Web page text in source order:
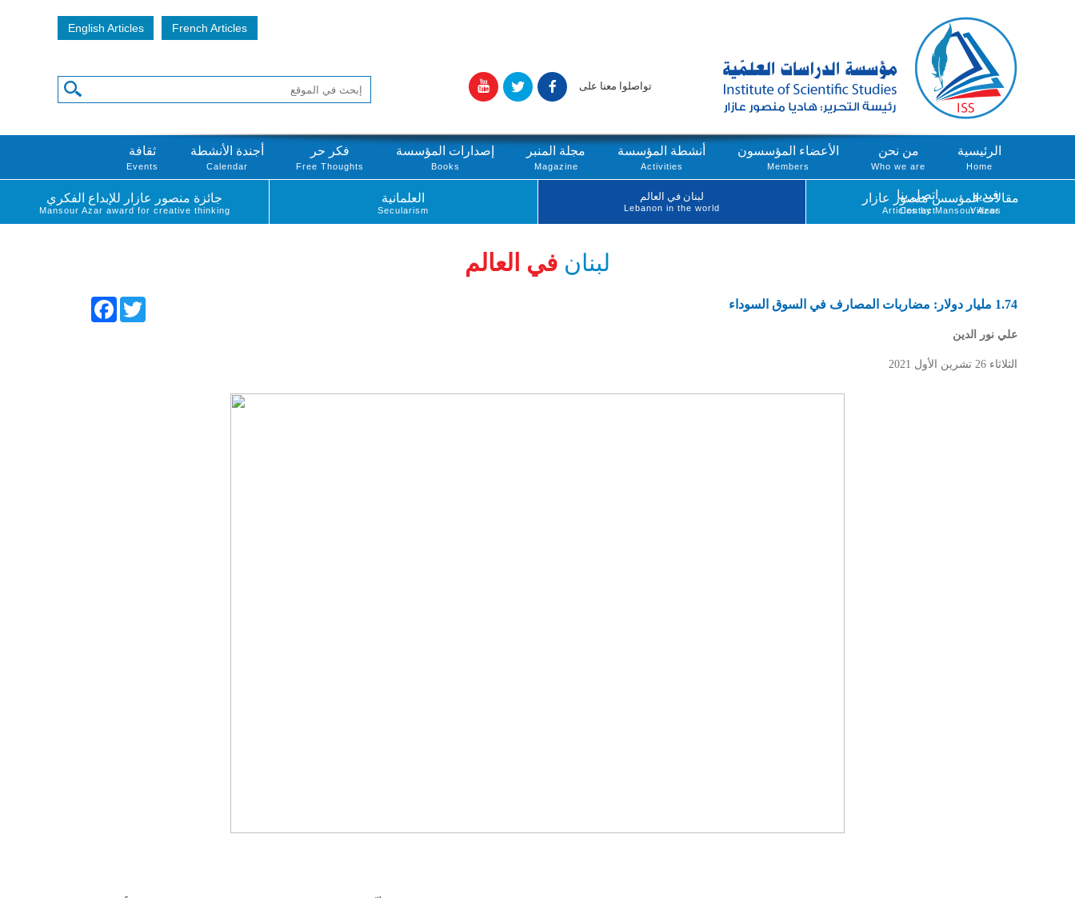
English Articles French Articles
تواصلوا معنا على
الرئيسية
Home
من نحن
Who we are
الأعضاء المؤسسون
Members
أنشطة المؤسسة
Activities
مجلة المنبر
Magazine
إصدارات المؤسسة
Books
فكر حر
Free Thoughts
أجندة الأنشطة
Calendar
ثقافة
Events
فيديو
Videos
اتصل بنا
Contact
مقالات المؤسس منصور عازار
Articles by Mansour Azar
لبنان في العالم
Lebanon in the world
العلمانية
Secularism
جائزة منصور عازار للإبداع الفكري
Mansour Azar award for creative thinking
لبنان في العالم
FacebookTwitter 1.74 مليار دولار: مضاربات المصارف في السوق السوداء
علي نور الدين
الثلاثاء 26 تشرين الأول 2021